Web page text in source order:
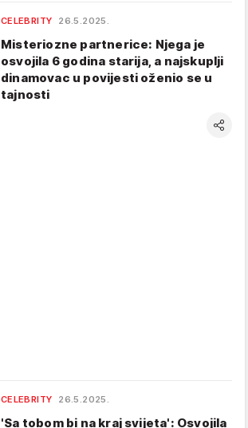
CELEBRITY 26.5.2025.
Misteriozne partnerice: Njega je
osvojila 6 godina starija, a najskuplji
dinamovac u povijesti oženio se u
tajnosti
CELEBRITY 26.5.2025.
'Sa tobom bi na kraj svijeta': Osvojila